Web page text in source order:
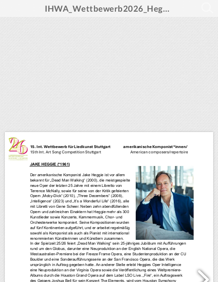
IHWA_Wettbewerb2026_Heggie_Vita_worklist_etc